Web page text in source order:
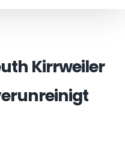
Kirrweiler